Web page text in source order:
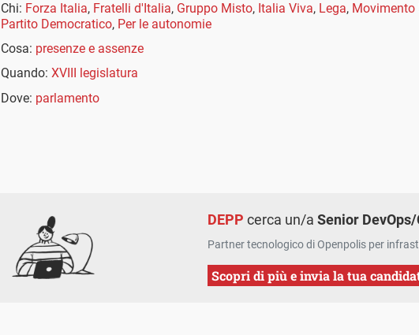
Chi: Forza Italia, Fratelli d'Italia, Gruppo Misto, Italia Viva, Lega, Movimento
Partito Democratico, Per le autonomie
Cosa: presenze e assenze
Quando: XVIII legislatura
Dove: parlamento
DEPP cerca un/aSenior
Partner tecnologico di Openpolis per
Scopri di più e invia la tua